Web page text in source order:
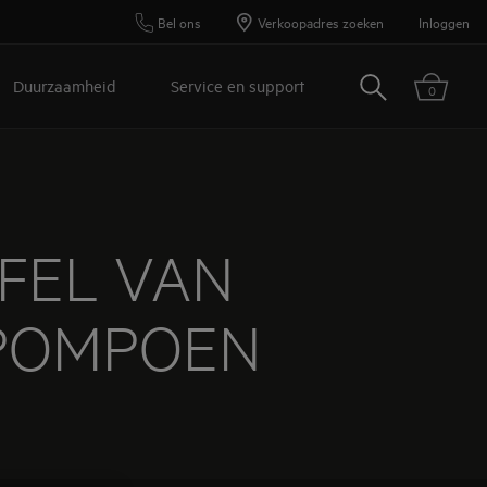
Bel ons Verkoopadres zoeken Inloggen
Duurzaamheid Service en support Zoeken 0
VAN